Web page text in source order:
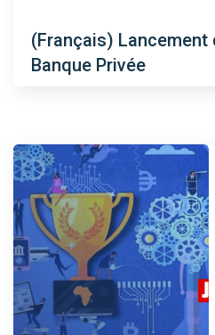
(Français) Lancement
Banque Privée